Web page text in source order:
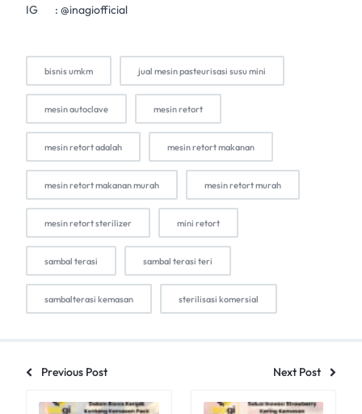
IG : @inagiofficial
bisnis umkm jual mesin pasteurisasi susu mini
mesin autoclave mesin retort
mesin retort adalah mesin retort makanan
mesin retort makanan murah mesin retort murah
mesin retort sterilizer mini retort
sambal terasi sambal terasi teri
sambalterasi kemasan sterilisasi komersial
Previous Post Next Post